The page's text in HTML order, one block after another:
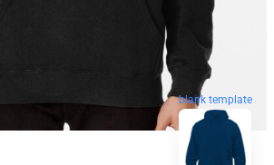
blank template